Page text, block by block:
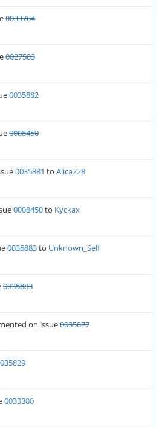
0033764
0027583
0035882
0008450
0035881 to Alica228
0008450to Kyckax
0035883to Unknown_Self
0035883
on issue0035877
0033300